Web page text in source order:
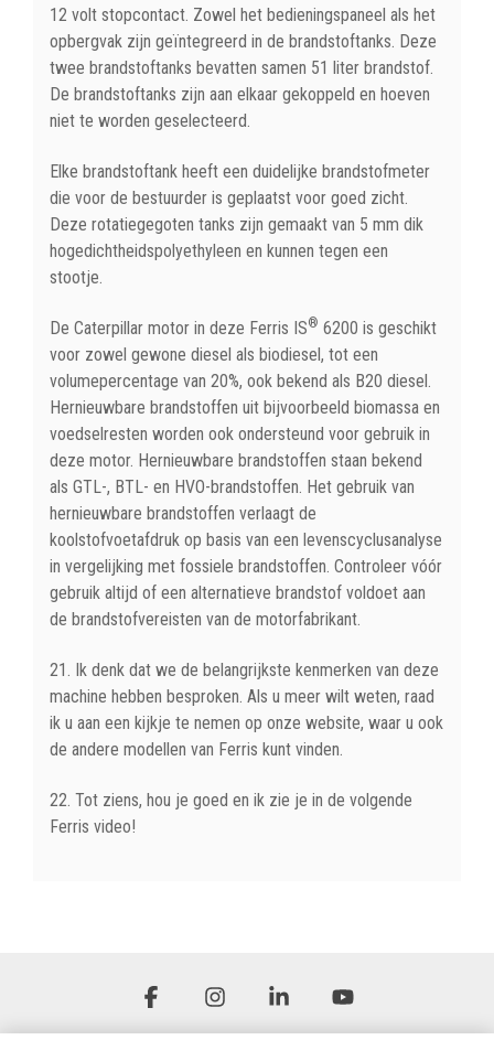
12 volt stopcontact. Zowel het bedieningspaneel als het
opbergvak zijn geïntegreerd in de brandstoftanks. Deze
twee brandstoftanks bevatten samen 51 liter brandstof.
De brandstoftanks zijn aan elkaar gekoppeld en hoeven
niet te worden geselecteerd.
Elke brandstoftank heeft een duidelijke brandstofmeter
die voor de bestuurder is geplaatst voor goed zicht.
Deze rotatiegegoten tanks zijn gemaakt van 5 mm dik
hogedichtheidspolyethyleen en kunnen tegen een
stootje.
De Caterpillar motor in deze Ferris IS® 6200 is geschikt
voor zowel gewone diesel als biodiesel, tot een
volumepercentage van 20%, ook bekend als B20 diesel.
Hernieuwbare brandstoffen uit bijvoorbeeld biomassa en
voedselresten worden ook ondersteund voor gebruik in
deze motor. Hernieuwbare brandstoffen staan bekend
als GTL-, BTL- en HVO-brandstoffen. Het gebruik van
hernieuwbare brandstoffen verlaagt de
koolstofvoetafdruk op basis van een levenscyclusanalyse
in vergelijking met fossiele brandstoffen. Controleer vóór
gebruik altijd of een alternatieve brandstof voldoet aan
de brandstofvereisten van de motorfabrikant.
21. Ik denk dat we de belangrijkste kenmerken van deze
machine hebben besproken. Als u meer wilt weten, raad
ik u aan een kijkje te nemen op onze website, waar u ook
de andere modellen van Ferris kunt vinden.
22. Tot ziens, hou je goed en ik zie je in de volgende
Ferris video!
FacebookInstagramLinkedin